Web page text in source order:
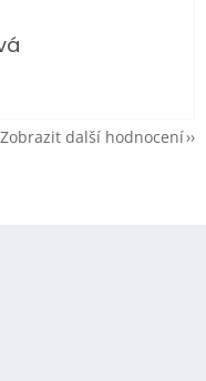
z 5 hvězdiček.
Zobrazit další hodnocení